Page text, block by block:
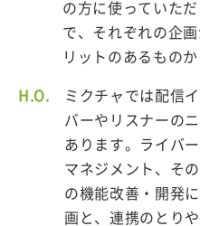
の方に使っていた
で、それぞれの企
リットのあるもの
H.O.
ミクチャでは配信
バーやリスナーの
あります。ライバ
マネジメント、そ
の機能改善・開発
画と、連携のとり